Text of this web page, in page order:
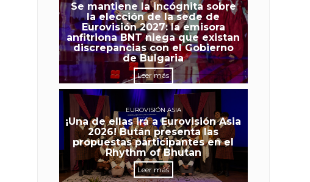
Se mantiene la incógnita sobre
la elección de la sede de
Eurovisión 2027: la emisora
anfitriona BNT niega que existan
discrepancias con el Gobierno
de Bulgaria
Leer más
EUROVISIÓN ASIA
¡Una de ellas irá a Eurovisión Asia
2026! Bután presenta las
propuestas participantes en el
Rhythm of Bhutan
Leer más